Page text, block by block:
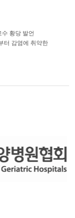
수 황당 발언
터 감염에 취약한
사자들의 ...